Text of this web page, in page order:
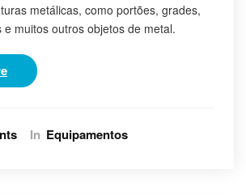
metálicas, como portões, grades,
e muitos outros objetos de metal.
In Equipamentos